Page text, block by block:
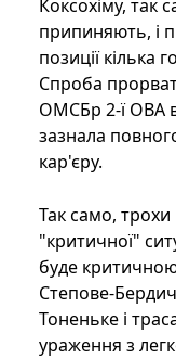
Коксохіму, так
припиняють, і
позиції кілька
Спроба
ОМСБр 2-ї ОВА
зазнала
кар'єру.
Так само,
"критичної"
буде
Степове-
Тоненьке і
ураження з